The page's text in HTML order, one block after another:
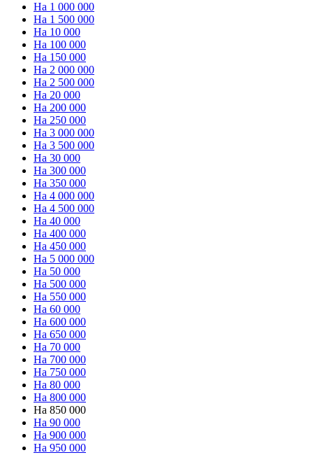
На 1 000 000
На 1 500 000
На 10 000
На 100 000
На 150 000
На 2 000 000
На 2 500 000
На 20 000
На 200 000
На 250 000
На 3 000 000
На 3 500 000
На 30 000
На 300 000
На 350 000
На 4 000 000
На 4 500 000
На 40 000
На 400 000
На 450 000
На 5 000 000
На 50 000
На 500 000
На 550 000
На 60 000
На 600 000
На 650 000
На 70 000
На 700 000
На 750 000
На 80 000
На 800 000
На 850 000
На 90 000
На 900 000
На 950 000